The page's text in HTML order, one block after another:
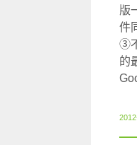
版
件
③
的